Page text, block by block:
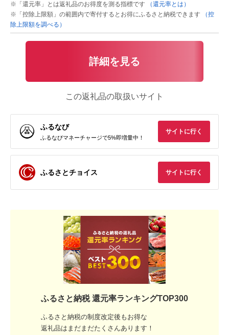
※「還元率」とは返礼品のお得度を測る指標です
（還元率とは）
※「控除上限額」の範囲内で寄付するとお得にふるさと納税できます
（控
除上限額を調べる）
詳細を見る
この返礼品の取扱いサイト
ふるなび
ふるなびマネーチャージで5%即増量中！
サイトに行く
ふるさとチョイス サイトに行く
ふるさと納税 還元率ランキングTOP300
ふるさと納税の制度改定後もお得な
返礼品はまだまだたくさんあります！